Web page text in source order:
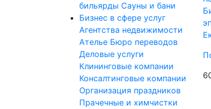
бильярды Сауны и бани
Бизнес в сфере услуг
Агентства недвижимости
Ателье Бюро переводов
Деловые услуги
Клининговые компании
Консалтинговые компании
Организация праздников
Прачечные и химчистки